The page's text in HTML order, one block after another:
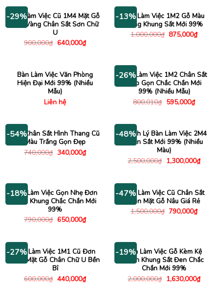
640,000₫.
-29%
Bàn Làm Việc Cũ 1M4 Mặt Gỗ
Vân Vàng Chân Sắt Sơn Chữ
U
900,000₫ Giá
640,000₫Giá
hiện
640,000₫.
-13%
Bàn Làm Việc 1M2 Gỗ Màu
Sáng Khung Sắt Mới 99%
1,000,000₫ Giá
875,000₫Giá
hiện
Bàn Làm Việc Văn Phòng
Hiện Đại Mới 99% (Nhiều
Mẫu)
Liên hệ
-26%
Bàn Làm Việc 1M2 Chân Sắt
Gấp Gọn Chắc Chắn Mới
99% (Nhiều Mẫu)
800,010₫ Giá
595,000₫Giá
hiện
-54%
Bàn Chân Sắt Hình Thang Cũ
Màu Trắng Gọn Đẹp
740,000₫ Giá
340,000₫Giá
hiện
-48%
Thanh Lý Bàn Làm Việc 2M4
Chân Sắt Mới 99% (Nhiều
Màu)
2,500,000₫ Giá
gốc
1,300,000₫Giá
hiện
-18%
Bàn Làm Việc Gọn Nhẹ Đơn
Giản Khung Chắc Chắn Mới
99%
790,000₫ Giá
650,000₫Giá
hiện
650,000₫.
-47%
Bàn Làm Việc Cũ Chân Sắt
Đen Mặt Gỗ Nâu Giá Rẻ
1,500,000₫ Giá
790,000₫Giá
hiện
-27%
Bàn Làm Việc 1M1 Cũ Đơn
Giản Mặt Gỗ Chân Chữ U Bền
Bỉ
600,000₫ Giá
440,000₫Giá
hiện
-19%Bàn Làm Việc Gỗ Kèm Kệ
Sách Khung Sắt Đen Chắc
Chắn Mới 99%
2,000,000₫ Giá
gốc
1,630,000₫Giá
hiện